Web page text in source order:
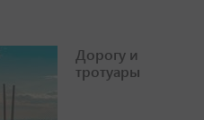
Дорогу и
тротуары